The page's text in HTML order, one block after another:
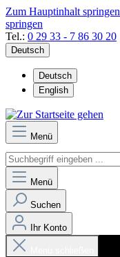
Zum Hauptinhalt springen
springen
Tel.: 0 29 33 - 7 86 30 20
Deutsch
Deutsch
English
Menü
Menü
Suchen
Ihr Konto